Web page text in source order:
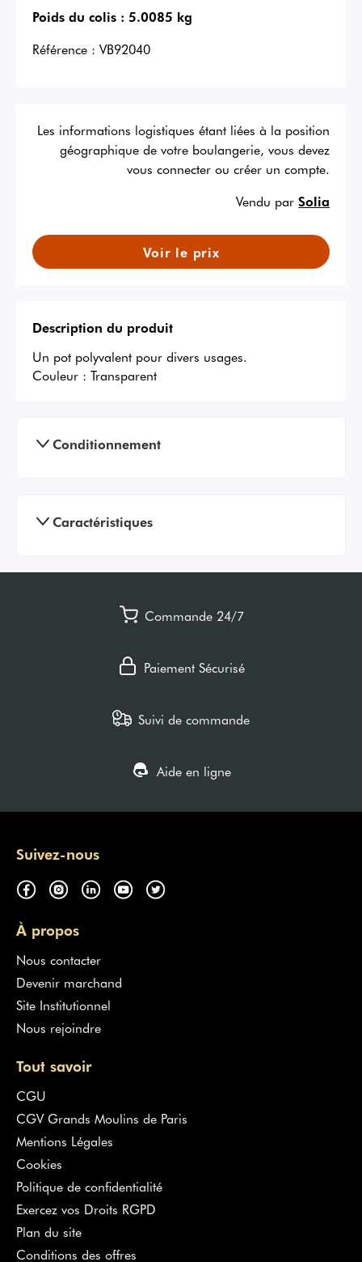
Poids du colis : 5.0085 kg
Référence : VB92040
Les informations logistiques étant liées à la position
géographique de votre boulangerie, vous devez
vous connecter ou créer un compte.
Vendu par Solia
Voir le prix
Description du produit
Un pot polyvalent pour divers usages.
Couleur : Transparent
Conditionnement
Caractéristiques
Commande 24/7
Paiement Sécurisé
Suivi de commande
Aide en ligne
Suivez-nous
À propos
Nous contacter
Devenir marchand
Site Institutionnel
Nous rejoindre
Tout savoir
CGU
CGV Grands Moulins de Paris
Mentions Légales
Cookies
Politique de confidentialité
Exercez vos Droits RGPD
Plan du site
Conditions des offres